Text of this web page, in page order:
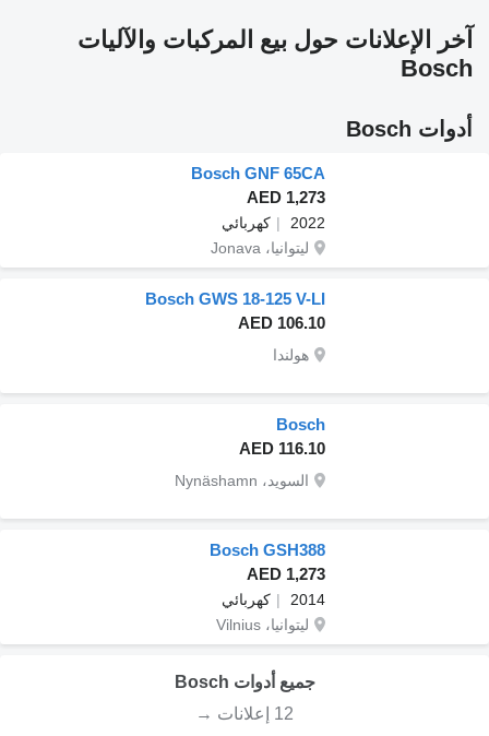
آخر الإعلانات حول بيع المركبات والآليات
Bosch
أدوات Bosch
Bosch GNF 65CA
AED 1,273
2022
كهربائي
ليتوانيا، Jonava
Bosch GWS 18-125 V-LI
AED 106.10
هولندا
Bosch
AED 116.10
السويد، Nynäshamn
Bosch GSH388
AED 1,273
2014
كهربائي
ليتوانيا، Vilnius
جميع أدوات Bosch
12 إعلانات →